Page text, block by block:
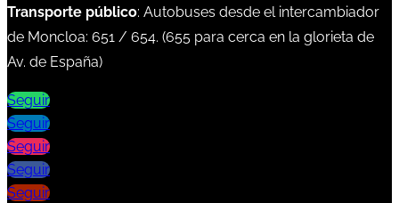
Transporte público: Autobuses desde el intercambiador
de Moncloa: 651 / 654. (655 para cerca en la glorieta de
Av. de España)
Seguir
Seguir
Seguir
Seguir
Seguir